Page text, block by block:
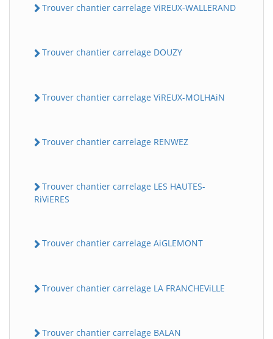
Trouver chantier carrelage ViREUX-WALLERAND
Trouver chantier carrelage DOUZY
Trouver chantier carrelage ViREUX-MOLHAiN
Trouver chantier carrelage RENWEZ
Trouver chantier carrelage LES HAUTES-
RiViERES
Trouver chantier carrelage AiGLEMONT
Trouver chantier carrelage LA FRANCHEViLLE
Trouver chantier carrelage BALAN